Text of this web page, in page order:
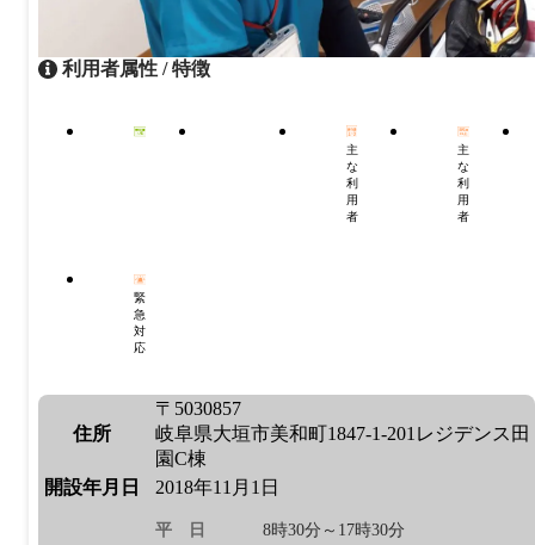
利用者属性 / 特徴
主
な
利
用
者
主
な
利
用
者
緊
急
対
応
住所
〒5030857
岐阜県大垣市美和町1847-1-201レジデンス田
園C棟
開設年月日
2018年11月1日
平日
8時30分～17時30分